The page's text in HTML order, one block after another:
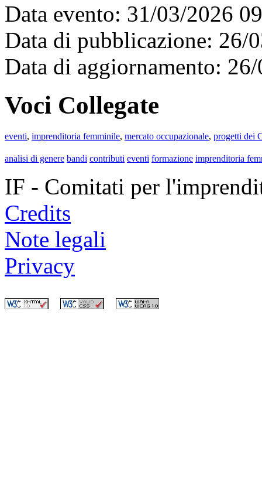
Data evento: 31/03/2026
Data di pubblicazione: 26/
Data di aggiornamento:
Voci Collegate
eventi, imprenditoria femminile, mercato occupazionale, progetti dei
analisi di genere bandi contributi eventi formazione imprenditoria
IF - Comitati per
Credits
Note legali
Privacy